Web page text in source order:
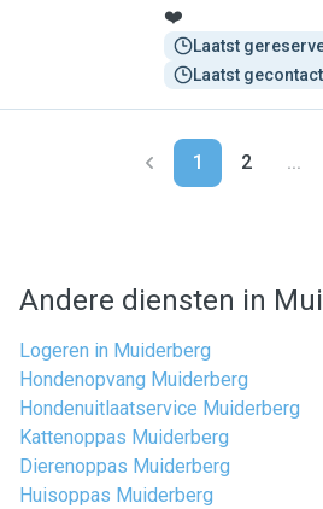
❤️
Laatst
Laatst
1 2 ...
Andere diensten in
Logeren in Muiderberg
Hondenopvang Muiderberg
Hondenuitlaatservice Muiderberg
Kattenoppas Muiderberg
Dierenoppas Muiderberg
Huisoppas Muiderberg